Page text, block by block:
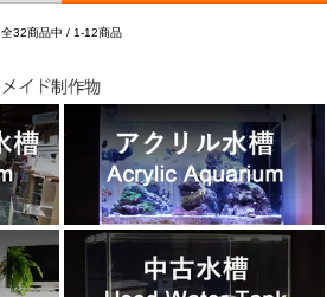
全32商品中 / 1-12商品